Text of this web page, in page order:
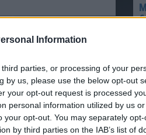
Information
parties, or processing of your
by us, please use the below opt-out
your opt-out request is processed
personal information utilized by us
opt-out. You may separately
by third parties on the IAB’s list of
és
az MVM Next a tényleges
a mérőn látható
a kedvezményes
különbséget, valamint